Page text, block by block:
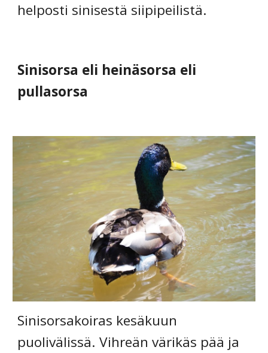
helposti sinisestä siipipeilistä.
Sinisorsa eli heinäsorsa eli
pullasorsa
Sinisorsakoiras kesäkuun
puolivälissä. Vihreän värikäs pää ja